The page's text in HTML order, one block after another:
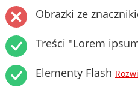
Obrazki ze
Treści "Lorem
Elementy Flash